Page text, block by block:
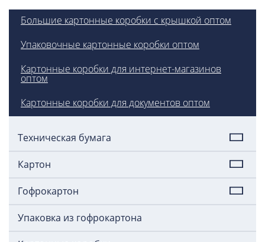
Большие картонные коробки с крышкой оптом
Упаковочные картонные коробки оптом
Картонные коробки для интернет-магазинов
оптом
Картонные коробки для документов оптом
Техническая бумага
Картон
Гофрокартон
Упаковка из гофрокартона